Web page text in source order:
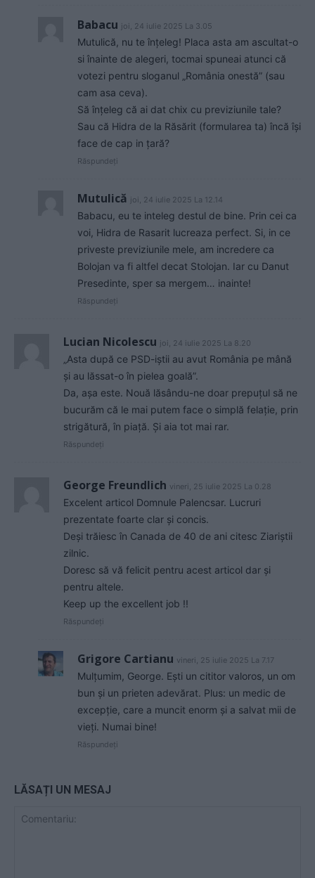
Babacu joi, 24 iulie 2025 La 3.05
Mutulică, nu te înțeleg! Placa asta am ascultat-o
si înainte de alegeri, tocmai spuneai atunci că
votezi pentru sloganul „România onestă” (sau
cam asa ceva).
Să înțeleg că ai dat chix cu previziunile tale?
Sau că Hidra de la Răsărit (formularea ta) încă își
face de cap in țară?
Răspundeți
Mutulică joi, 24 iulie 2025 La 12.14
Babacu, eu te inteleg destul de bine. Prin cei ca
voi, Hidra de Rasarit lucreaza perfect. Si, in ce
priveste previziunile mele, am incredere ca
Bolojan va fi altfel decat Stolojan. Iar cu Danut
Presedinte, sper sa mergem… inainte!
Răspundeți
Lucian Nicolescu joi, 24 iulie 2025 La 8.20
„Asta după ce PSD-iștii au avut România pe mână
și au lăssat-o în pielea goală”.
Da, așa este. Nouă lăsându-ne doar prepuțul să ne
bucurăm că le mai putem face o simplă felație, prin
strigătură, în piață. Și aia tot mai rar.
Răspundeți
George Freundlich vineri, 25 iulie 2025 La 0.28
Excelent articol Domnule Palencsar. Lucruri
prezentate foarte clar şi concis.
Deşi trăiesc în Canada de 40 de ani citesc Ziariştii
zilnic.
Doresc să vă felicit pentru acest articol dar şi
pentru altele.
Keep up the excellent job !!
Răspundeți
Grigore Cartianu vineri, 25 iulie 2025 La 7.17
Mulțumim, George. Ești un cititor valoros, un om
bun și un prieten adevărat. Plus: un medic de
excepție, care a muncit enorm și a salvat mii de
vieți. Numai bine!
Răspundeți
LĂSAȚI UN MESAJ